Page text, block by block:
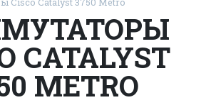
CATALYST
METRO